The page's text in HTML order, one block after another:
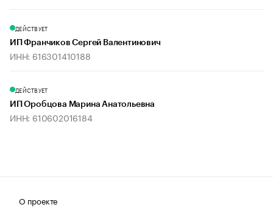
ДЕЙСТВУЕТ
ИП Франчиков Сергей Валентинович
ИНН: 616301410188
ДЕЙСТВУЕТ
ИП Оробцова Марина Анатольевна
ИНН: 610602016184
О проекте